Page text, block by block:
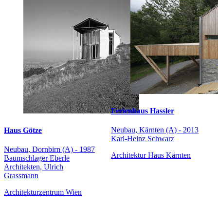
Haus Götze
Neubau, Dornbirn (A) - 1987
Baumschlager Eberle
Architekten, Ulrich
Grassmann
Architekturzentrum Wien
Ferienhaus Hassler
Neubau, Kärnten (A) - 2013
Karl-Heinz Schwarz
Architektur Haus Kärnten